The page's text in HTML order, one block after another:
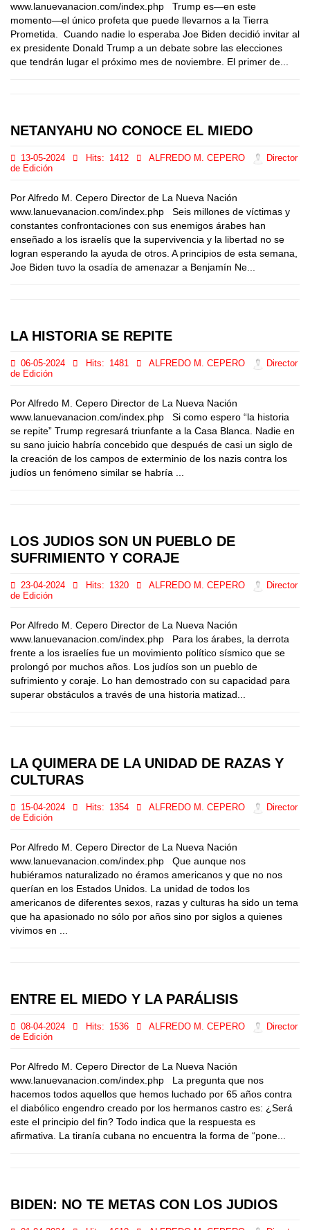
www.lanuevanacion.com/index.php Trump es—en este
momento—el único profeta que puede llevarnos a la Tierra
Prometida. Cuando nadie lo esperaba Joe Biden decidió invitar al
ex presidente Donald Trump a un debate sobre las elecciones
que tendrán lugar el próximo mes de noviembre. El primer de...
NETANYAHU NO CONOCE EL MIEDO
13-05-2024 Hits: 1412 ALFREDO M. CEPERO
Director
de Edición
Por Alfredo M. Cepero Director de La Nueva Nación
www.lanuevanacion.com/index.php Seis millones de víctimas y
constantes confrontaciones con sus enemigos árabes han
enseñado a los israelís que la supervivencia y la libertad no se
logran esperando la ayuda de otros. A principios de esta semana,
Joe Biden tuvo la osadía de amenazar a Benjamín Ne...
LA HISTORIA SE REPITE
06-05-2024 Hits: 1481 ALFREDO M. CEPERO
Director
de Edición
Por Alfredo M. Cepero Director de La Nueva Nación
www.lanuevanacion.com/index.php Si como espero “la historia
se repite” Trump regresará triunfante a la Casa Blanca. Nadie en
su sano juicio habría concebido que después de casi un siglo de
la creación de los campos de exterminio de los nazis contra los
judíos un fenómeno similar se habría ...
LOS JUDIOS SON UN PUEBLO DE
SUFRIMIENTO Y CORAJE
23-04-2024 Hits: 1320 ALFREDO M. CEPERO
Director
de Edición
Por Alfredo M. Cepero Director de La Nueva Nación
www.lanuevanacion.com/index.php Para los árabes, la derrota
frente a los israelíes fue un movimiento político sísmico que se
prolongó por muchos años. Los judíos son un pueblo de
sufrimiento y coraje. Lo han demostrado con su capacidad para
superar obstáculos a través de una historia matizad...
LA QUIMERA DE LA UNIDAD DE RAZAS Y
CULTURAS
15-04-2024 Hits: 1354 ALFREDO M. CEPERO
Director
de Edición
Por Alfredo M. Cepero Director de La Nueva Nación
www.lanuevanacion.com/index.php Que aunque nos
hubiéramos naturalizado no éramos americanos y que no nos
querían en los Estados Unidos. La unidad de todos los
americanos de diferentes sexos, razas y culturas ha sido un tema
que ha apasionado no sólo por años sino por siglos a quienes
vivimos en ...
ENTRE EL MIEDO Y LA PARÁLISIS
08-04-2024 Hits: 1536 ALFREDO M. CEPERO
Director
de Edición
Por Alfredo M. Cepero Director de La Nueva Nación
www.lanuevanacion.com/index.php La pregunta que nos
hacemos todos aquellos que hemos luchado por 65 años contra
el diabólico engendro creado por los hermanos castro es: ¿Será
este el principio del fin? Todo indica que la respuesta es
afirmativa. La tiranía cubana no encuentra la forma de “pone...
BIDEN: NO TE METAS CON LOS JUDIOS